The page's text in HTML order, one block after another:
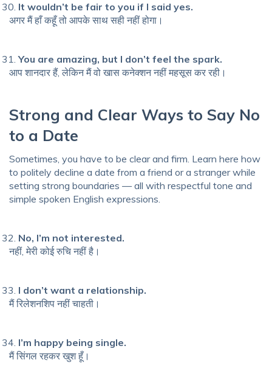
It wouldn’t be fair to you if I said yes.
अगर मैं हाँ कहूँ तो आपके साथ सही नहीं होगा।
You are amazing, but I don’t feel the spark.
आप शानदार हैं, लेकिन मैं वो खास कनेक्शन नहीं महसूस कर रही।
Strong and Clear Ways to Say No
to a Date
Sometimes, you have to be clear and firm. Learn here how
to politely decline a date from a friend or a stranger while
setting strong boundaries — all with respectful tone and
simple spoken English expressions.
No, I’m not interested.
नहीं, मेरी कोई रुचि नहीं है।
I don’t want a relationship.
मैं रिलेशनशिप नहीं चाहती।
I’m happy being single.
मैं सिंगल रहकर खुश हूँ।